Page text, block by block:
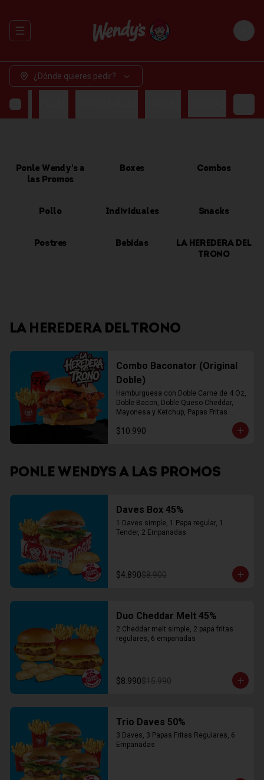
Abrir menu de navegación Login
¿Dónde quieres pedir?
Ponle Wendy's a
las Promos
Boxes Combos
Pollo Individuales Snacks
Postres Bebidas
LA HEREDERA DEL
TRONO
LA HEREDERA DEL TRONO
Combo Baconator (Original
Doble)
Hamburguesa con Doble Carne de 4 Oz,
Doble Bacon, Doble Queso Cheddar,
Mayonesa y Ketchup, Papas Fritas
$10.990
PONLE WENDYS A LAS PROMOS
Daves Box 45%
1 Daves simple, 1 Papa regular, 1
Tender, 2 Empanadas
$4.890$8.900
Duo Cheddar Melt 45%
2 Cheddar melt simple, 2 papa fritas
regulares, 6 empanadas
$8.990$15.990
Trio Daves 50%
3 Daves, 3 Papas Fritas Regulares, 6
Empanadas